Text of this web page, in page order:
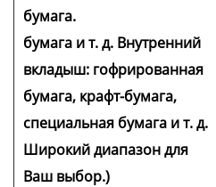
бумага.
бумага и т. д. Внутренний
вкладыш: гофрированная
бумага, крафт-бумага,
специальная бумага и т. д.
Широкий диапазон для
Ваш выбор.)